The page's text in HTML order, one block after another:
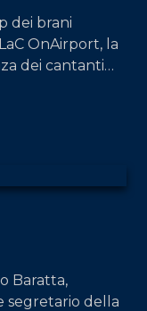
dei brani
OnAirport, la
dei cantanti
responsabile
Baratta,
segretario della